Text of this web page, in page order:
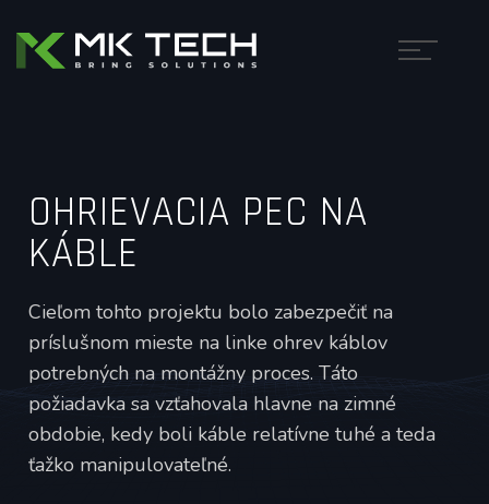
OHRIEVACIA PEC NA
KÁBLE
Cieľom tohto projektu bolo zabezpečiť na
príslušnom mieste na linke ohrev káblov
potrebných na montážny proces. Táto
požiadavka sa vzťahovala hlavne na zimné
obdobie, kedy boli káble relatívne tuhé a teda
ťažko manipulovateľné.